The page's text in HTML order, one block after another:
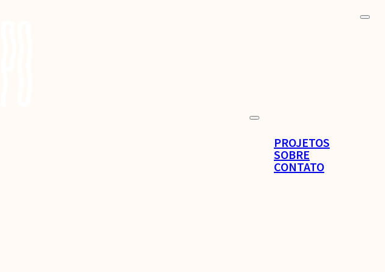
PROJETOS
SOBRE
CONTATO